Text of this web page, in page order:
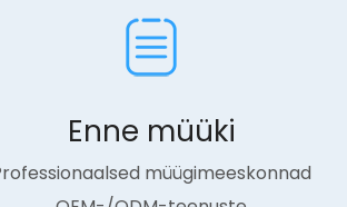
Enne müüki
müügimeeskonnad